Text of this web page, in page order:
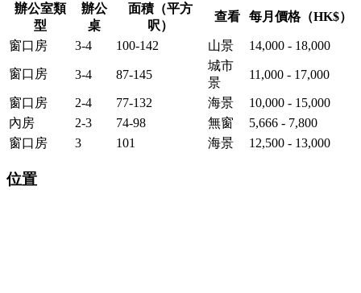
辦公室類
型
辦公
桌
面積（平方
呎）
查看 每月價格（HK$）
窗口房 3-4 100-142 山景 14,000 - 18,000
窗口房 3-4 87-145
城市
景
11,000 - 17,000
窗口房 2-4 77-132 海景
10,000 - 15,000
內房
2-3 74-98 無窗
5,666 - 7,800
窗口房
3 101 海景 12,500 - 13,000
位置